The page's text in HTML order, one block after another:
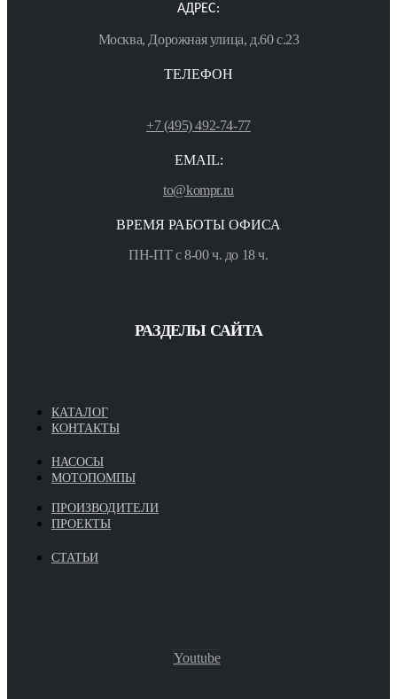
АДРЕС:
Москва, Дорожная улица, д.60 с.23
ТЕЛЕФОН
+7 (495) 492-74-77
EMAIL:
to@kompr.ru
ВРЕМЯ РАБОТЫ ОФИСА
ПН-ПТ с 8-00 ч. до 18 ч.
РАЗДЕЛЫ САЙТА
КАТАЛОГ
КОНТАКТЫ
НАСОСЫ
МОТОПОМПЫ
ПРОИЗВОДИТЕЛИ
ПРОЕКТЫ
СТАТЬИ
Youtube